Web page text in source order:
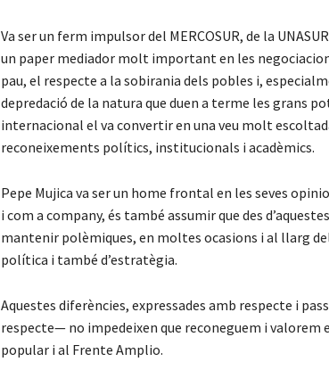
Va ser un ferm impulsor del MERCOSUR, de la
un paper mediador molt important en les
pau, el respecte a la sobirania dels pobles i,
depredació de la natura que duen a terme les grans
internacional el va convertir en una veu molt
reconeixements polítics, institucionals i acadèmics.
Pepe Mujica va ser un home frontal en les seves
i com a company, és també assumir que des
mantenir polèmiques, en moltes ocasions i al llarg
política i també d’estratègia.
Aquestes diferències, expressades amb respecte i
respecte— no impedeixen que reconeguem i
popular i al Frente Amplio.